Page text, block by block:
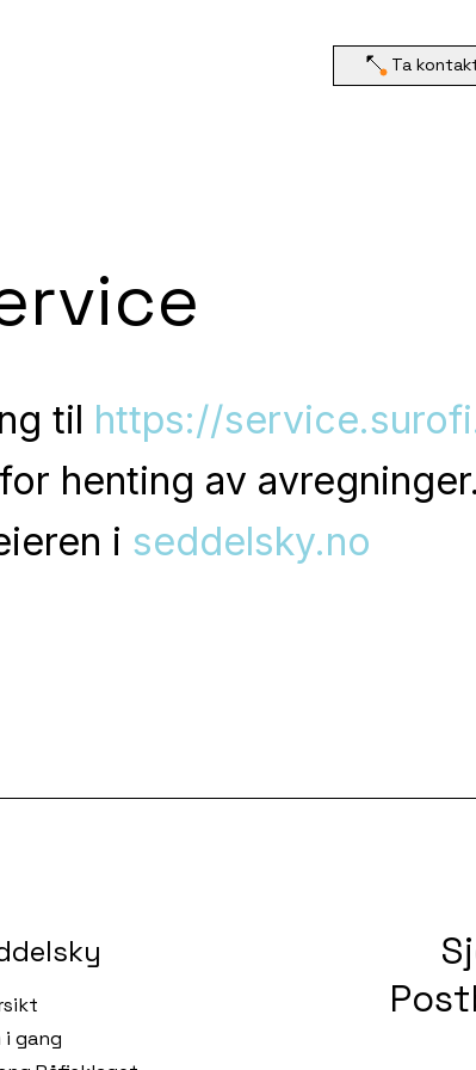
Ta
til https://
henting av avregninger.
i seddelsky.no
i gang